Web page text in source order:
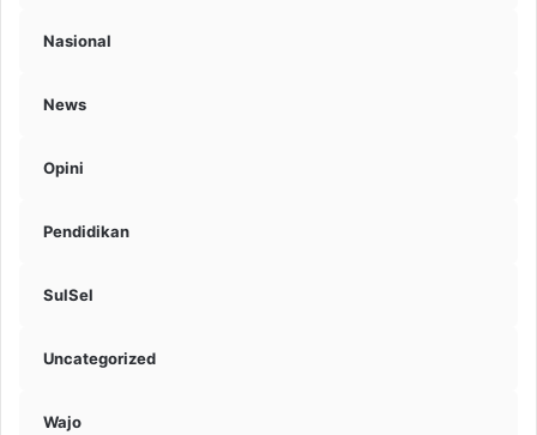
Nasional
News
Opini
Pendidikan
SulSel
Uncategorized
Wajo